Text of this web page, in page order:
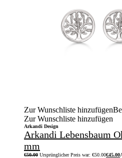
Zur Wunschliste hinzufügen
Zur Wunschliste hinzufügen
Arkandi Design
Arkandi Lebensbaum
mm
€50.00 Ursprünglicher Preis war: €50.00€45.00